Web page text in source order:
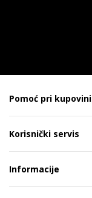
Pomoć pri kupovini
Korisnički servis
Informacije